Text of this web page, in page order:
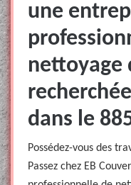
une
nettoyage
dans le
Possédez-vous des
Passez chez EB